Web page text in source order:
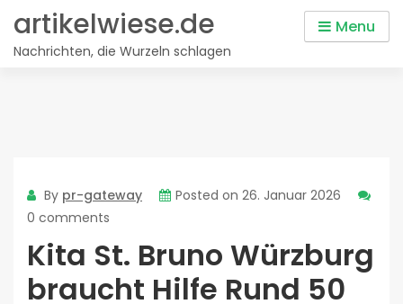
content
artikelwiese.de
Nachrichten, die Wurzeln schlagen
Menu
By pr-gateway Posted on 26. Januar 2026
0 comments
Kita St. Bruno Würzburg
braucht Hilfe Rund 50